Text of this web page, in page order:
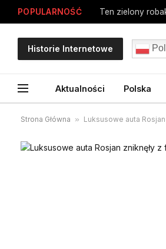
POPULARNOŚĆ Ten zielony
Historie Internetowe
Aktualności Polska
Strona Główna » Luksusowe auta